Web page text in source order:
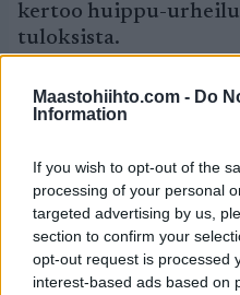
Maastohiihto.com - Do
Information
If you wish to opt-out of the
processing of your personal
targeted advertising by us,
section to confirm your
opt-out request is processed
interest-based ads based on
kertoo huippu-
tuloksista.
>> SM-kisasivut